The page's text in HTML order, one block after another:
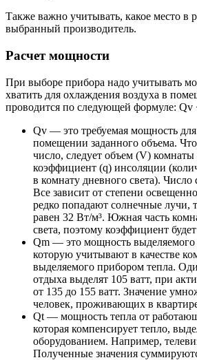
Также важно учитывать, какое место в
выбранный производитель.
Расчет мощности
При выборе прибора надо учитывать
хватить для охлаждения воздуха в
проводится по следующей формуле: Qv
Qv — это требуемая мощность
помещении заданного объема.
число, следует объем (V)
коэффициент (q) инсоляции
в комнату дневного света). Число
Все зависит от степени
редко попадают солнечные лучи,
равен 32 Вт/м³. Южная часть
света, поэтому коэффициент
Qm — это мощность выделяемого
которую учитывают в качестве
выделяемого прибором тепла.
отдыха выделят 105 ватт, при
от 135 до 155 ватт. Значение
человек, проживающих в
Qt — мощность тепла от
которая компенсирует тепло,
оборудованием. Например,
Полученные значения